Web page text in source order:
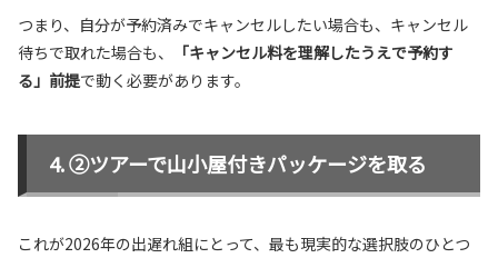
つまり、自分が予約済みでキャンセルしたい場合も、キャンセル
待ちで取れた場合も、
「キャンセル料を理解したうえで予約す
る」前提で動く必要があります。
②ツアーで山小屋付きパッケージを取る
これが2026年の出遅れ組にとって、最も現実的な選択肢のひとつ